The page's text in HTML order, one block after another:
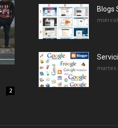
2
Blogs
martes